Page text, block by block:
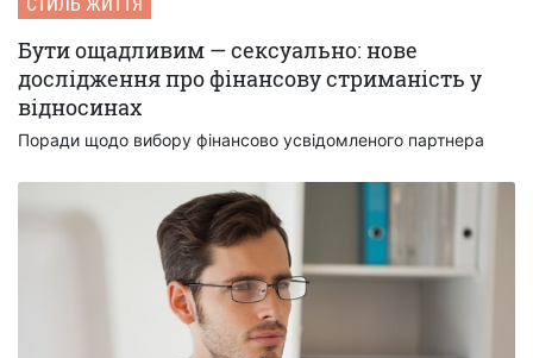
Бути ощадливим — сексуально: нове
дослідження про фінансову стриманість у
відносинах
Поради щодо вибору фінансово усвідомленого партнера